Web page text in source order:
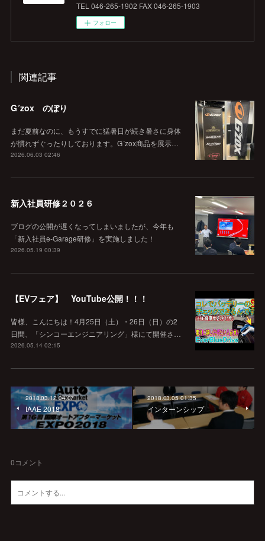
TEL 046-265-1902 FAX 046-265-1903
フォロー
関連記事
G´zox のぼり
まだ夏前なのに、もうすでに猛暑日が続き暑さに身体
が慣れずぐったりしております。G´zox商品を展示…
2026.06.03 02:46
新入社員研修２０２６
ブログの公開が遅くなってしまいましたが、今年も
「新入社員e-Garage研修」を実施しました！
2026.05.19 00:39
【EVフェア】 YouTube公開！！！
皆様、こんにちは！4月25日（土）・26日（日）の2
日間、「シンコーエンジニアリング」様にて開催さ…
2026.05.14 02:15
2018.03.12 04:07
IAAE 2018
2018.03.05 01:35
インターンシップ
0コメント